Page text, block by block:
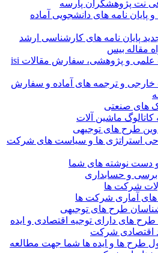
نت پژوهشگران پارسه
پایان نامه های دانشجویی آماده
پایان نامه های کارشناسی ارشد
مقاله بیس
مخزن عناوین مقالات علمی و پژوهشی، سفارش مقالات isi
خارجی و ترجمه های آماده و سفارش
های صنعتی
ماشین آلات
طرح های توجیهی
استراتژی ها و سیاست های شرکت
دست نوشته های شما
و حسابداری
شرکت ها
آماری شرکت ها
طرح های توجیهی
طرح های دارای توجیه اقتصادی و ایده
اقتصادی شرکت
طرح ها و ایده ها شما جهت مطالعه